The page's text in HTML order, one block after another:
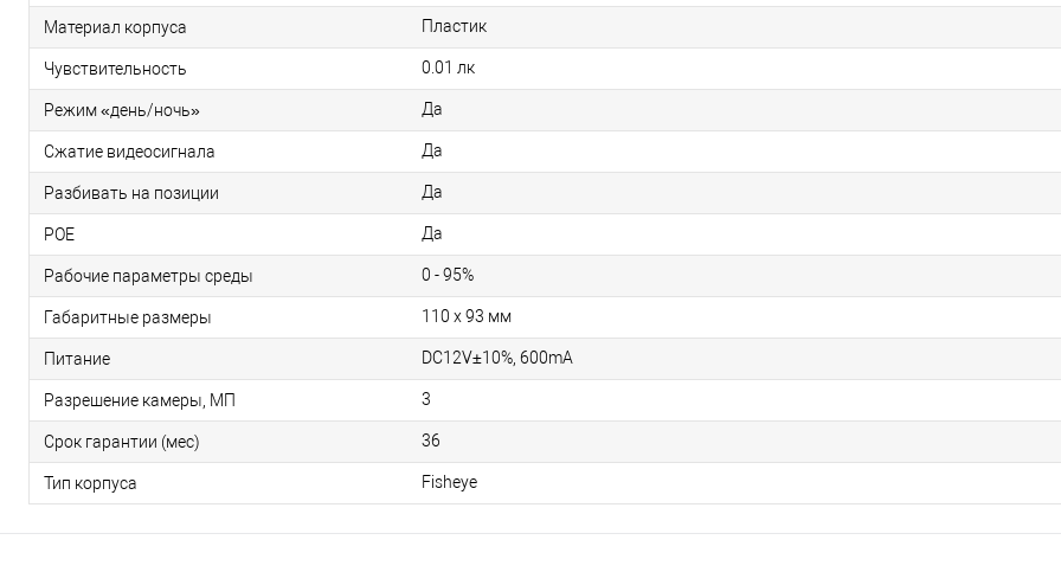
Материал корпуса Пластик
Чувствительность 0.01 лк
Режим «день/ночь» Да
Сжатие видеосигнала Да
Разбивать на позиции Да
РОЕ Да
Рабочие параметры среды 0 - 95%
Габаритные размеры 110 х 93 мм
Питание DC12V±10%, 600mA
Разрешение камеры, МП 3
Срок гарантии (мес) 36
Тип корпуса Fisheye